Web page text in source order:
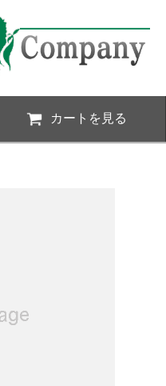
カートを見る